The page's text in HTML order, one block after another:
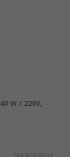
W / 220V,